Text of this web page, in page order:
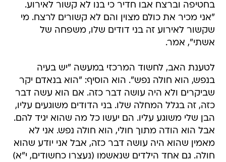
בחטיפה וברצח אבו חדיר כי בנו לא קשור לאירוע.
"אני מכיר את כולם מצוין והם לא קשורים לרצח. מי
שקשור לאירוע זה בני דודים שלו, משפחה של
אשתי", אמר.
לטענת האב, לחשוד המרכזי במעשה "יש בעיה
בנפש, הוא חולה נפש". הוא הוסיף: "הוא בנאדם יקר
שביקרים ולא היה עושה דבר כזה. אם הוא עשה דבר
כזה, זה בגלל המחלה שלו. בני הדודים משוגעים עליו,
הבן שלי משוגע עליו. הם יעשו כל מה שהוא יגיד להם.
אבל הוא הודה מתוך חולי, הוא חולה נפש. אני לא
מאמין שהוא היה עושה דבר כזה, אבל אני יודע שהוא
חולה. גם אחד הילדים שנאשמו (נעצרו כחשודים, י"א)